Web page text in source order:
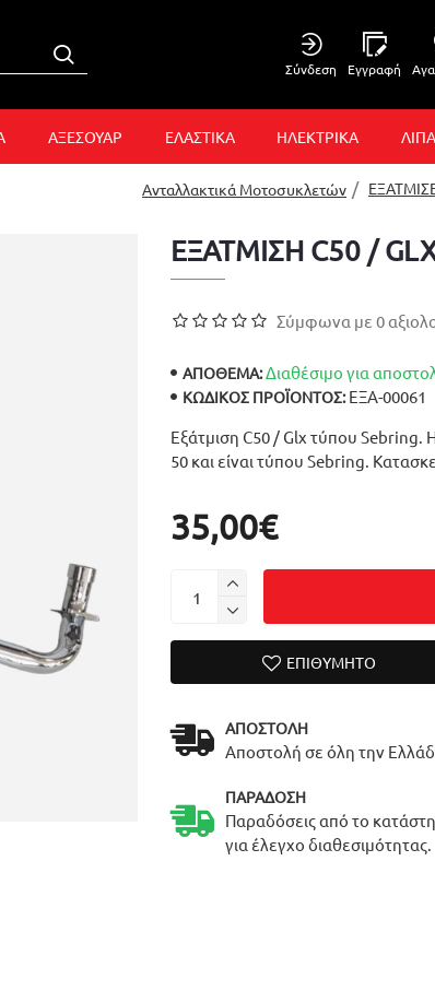
Σύνδεση Εγγραφή
ΑΞΕΣΟΥΑΡ ΕΛΑΣΤΙΚΑ ΗΛΕΚΤΡΙΚΑ
Ανταλλακτικά Μοτοσυκλετών
ΕΞΑΤΜΙΣΗ C50 /
Εξάτμιση C50 / Glx τύπου Sebring.
50 και είναι τύπου Sebring.
ΑΠΟΘΕΜΑ:Διαθέσιμο για
ΚΩΔΙΚΌΣ ΠΡΟΪΌΝΤΟΣ: ΕΞΑ-00061
Σύμφωνα με 0
35,00€
ΕΠΙΘΥΜΗΤΌ
ΑΠΟΣΤΟΛΉ
Αποστολή σε όλη την
ΠΑΡΆΔΟΣΗ
Παραδόσεις από το
για έλεγχο διαθεσιμότητας.